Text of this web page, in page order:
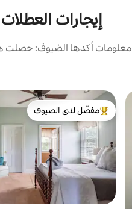
إيجارات
معلومات أكدها الضيوف: حصلت
من أبرز البيوت المفضّلة لدى
مفضّل لدى الضيوف